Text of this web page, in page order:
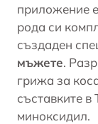
приложение
рода си
създаден
мъжете.
грижа за
съставките
миноксидил.